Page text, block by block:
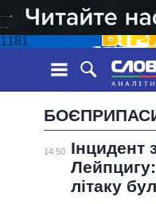
1181
СТРІЧКА
ПОДІЇ
СТАТТІ
14:50
Інцидент
літаку